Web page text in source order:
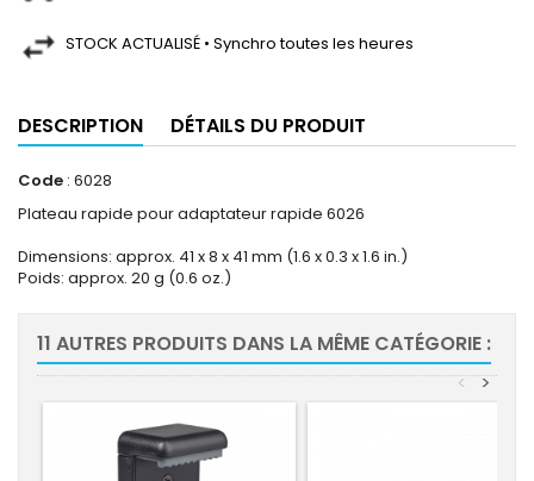
STOCK ACTUALISÉ • Synchro toutes les heures
DESCRIPTION DÉTAILS DU PRODUIT
Code : 6028
Plateau rapide pour adaptateur rapide 6026
Dimensions: approx. 41 x 8 x 41 mm (1.6 x 0.3 x 1.6 in.)
Poids: approx. 20 g (0.6 oz.)
11 AUTRES PRODUITS DANS LA MÊME CATÉGORIE :
>
<